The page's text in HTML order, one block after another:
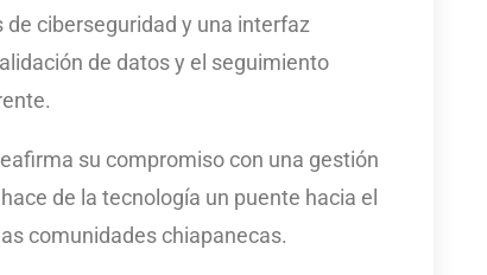
ciberseguridad y una interfaz
de datos y el seguimiento
su compromiso con una gestión
de la tecnología un puente hacia el
comunidades chiapanecas.